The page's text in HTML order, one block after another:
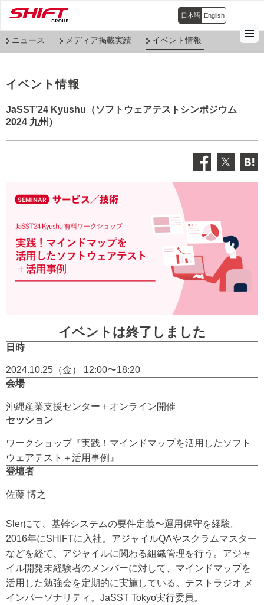
日本語 English
ニュース メディア掲載実績 イベント情報
イベント情報
JaSST’24 Kyushu（ソフトウェアテストシンポジウム
2024 九州）
イベントは終了しました
日時
2024.10.25（金） 12:00〜18:20
会場
沖縄産業支援センター＋オンライン開催
セッション
ワークショップ『実践！マインドマップを活用したソフト
ウェアテスト＋活用事例』
登壇者
佐藤 博之
Slerにて、基幹システムの要件定義〜運用保守を経験。
2016年にSHIFTに入社。アジャイルQAやスクラムマスター
などを経て、アジャイルに関わる組織管理を行う。アジャ
イル開発未経験者のメンバーに対して、マインドマップを
活用した勉強会を定期的に実施している。テストラジオ メ
インパーソナリティ。JaSST Tokyo実行委員。